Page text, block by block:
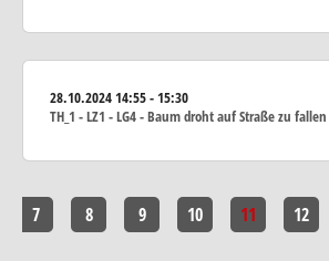
28.10.202414:55 - 15:30
TH_1 - LZ1 - LG4 - Baum droht auf Straße zu fallen
7 8 9 10 11 12